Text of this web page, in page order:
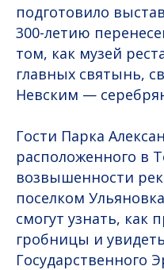
подготовило
300-летию
том, как музей
главных святынь,
Невским —
Гости Парка
расположенного в
возвышенности
поселком
смогут узнать, как
гробницы и
Государственного